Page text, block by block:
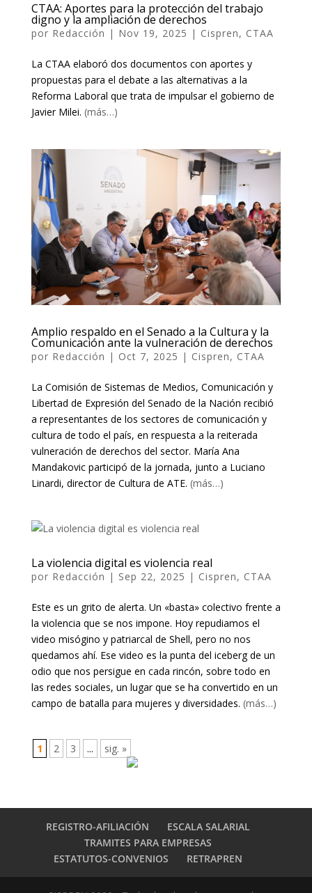
CTAA: Aportes para la protección del trabajo
digno y la ampliación de derechos
por Redacción | Nov 19, 2025 | Cispren, CTAA
La CTAA elaboró dos documentos con aportes y
propuestas para el debate a las alternativas a la
Reforma Laboral que trata de impulsar el gobierno de
Javier Milei. (más…)
Amplio respaldo en el Senado a la Cultura y la
Comunicación ante la vulneración de derechos
por Redacción | Oct 7, 2025 | Cispren, CTAA
La Comisión de Sistemas de Medios, Comunicación y
Libertad de Expresión del Senado de la Nación recibió
a representantes de los sectores de comunicación y
cultura de todo el país, en respuesta a la reiterada
vulneración de derechos del sector. María Ana
Mandakovic participó de la jornada, junto a Luciano
Linardi, director de Cultura de ATE. (más…)
La violencia digital es violencia real
por Redacción | Sep 22, 2025 | Cispren, CTAA
Este es un grito de alerta. Un «basta» colectivo frente a
la violencia que se nos impone. Hoy repudiamos el
video misógino y patriarcal de Shell, pero no nos
quedamos ahí. Ese video es la punta del iceberg de un
odio que nos persigue en cada rincón, sobre todo en
las redes sociales, un lugar que se ha convertido en un
campo de batalla para mujeres y diversidades. (más…)
1 2 3 ... sig. »
REGISTRO-AFILIACIÓN
ESCALA SALARIAL
TRAMITES PARA EMPRESAS
ESTATUTOS-CONVENIOS
RETRAPREN